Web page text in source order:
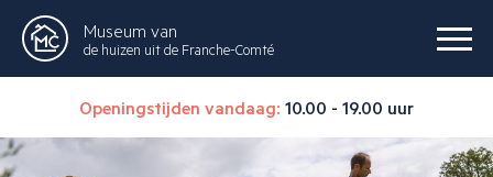
Museum van
de huizen uit de Franche-Comté
Openingstijden vandaag: 10.00 - 19.00 uur